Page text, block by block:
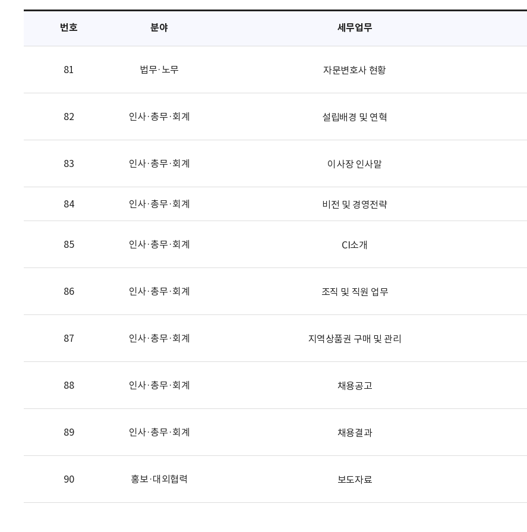
번호 분야 세무업무
81 법무·노무 자문변호사 현황
82 인사·총무·회계 설립배경 및 연혁
83 인사·총무·회계 이사장 인사말
84 인사·총무·회계 비전 및 경영전략
85 인사·총무·회계 CI소개
86 인사·총무·회계 조직 및 직원 업무
87 인사·총무·회계 지역상품권 구매 및 관리
88 인사·총무·회계 채용공고
89 인사·총무·회계 채용결과
90 홍보·대외협력 보도자료